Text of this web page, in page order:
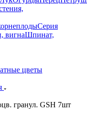
Серия
вигнаШпинат,
цветы
гранул. GSH 7шт